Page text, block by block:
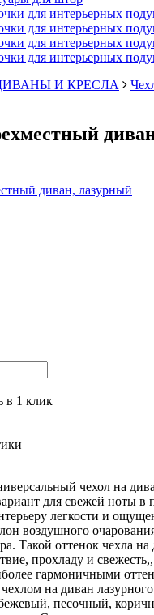
для интерьерных
для интерьерных
для интерьерных
для интерьерных
И КРЕСЛА
в 1 клик
чехол на
для свежей ноты в
легкости и
воздушного
Такой оттенок чехла на
прохладу и свежесть,,
гармоничными
чехлом на диван
песочный,